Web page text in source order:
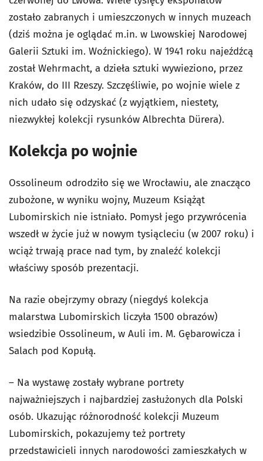
zostało zabranych i umieszczonych w innych muzeach
(dziś można je oglądać m.in. w Lwowskiej Narodowej
Galerii Sztuki im. Woźnickiego). W 1941 roku najeźdźcą
został Wehrmacht, a dzieła sztuki wywieziono, przez
Kraków, do III Rzeszy. Szczęśliwie, po wojnie wiele z
nich udało się odzyskać (z wyjątkiem, niestety,
niezwykłej kolekcji rysunków Albrechta Dürera).
Kolekcja po wojnie
Ossolineum odrodziło się we Wrocławiu, ale znacząco
zubożone, w wyniku wojny, Muzeum Książąt
Lubomirskich nie istniało. Pomysł jego przywrócenia
wszedł w życie już w nowym tysiącleciu (w 2007 roku) i
wciąż trwają prace nad tym, by znaleźć kolekcji
właściwy sposób prezentacji.
Na razie obejrzymy obrazy (niegdyś kolekcja
malarstwa Lubomirskich liczyła 1500 obrazów)
wsiedzibie Ossolineum, w Auli im. M. Gębarowicza i
Salach pod Kopułą.
– Na wystawę zostały wybrane portrety
najważniejszych i najbardziej zasłużonych dla Polski
osób. Ukazując różnorodność kolekcji Muzeum
Lubomirskich, pokazujemy też portrety
przedstawicieli innych narodowości zamieszkałych w